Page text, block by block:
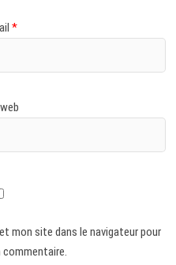
*
mon site dans le navigateur pour
commentaire.